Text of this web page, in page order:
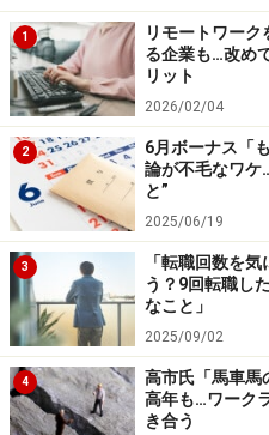
というような、少し慇懃無
を相手に与えることが多い。
では面接の場で、面接官か
言いました通り」と言っ
は、どんな場合だろうか。
したい、つまり前の話の一
い、そのようなときに「先
う表現を使うのだろう。
例えば面接官から「あなた
てください」と聞かれたら
1
リモートワー
る企業も…改め
リット
2026/02/04
2
6月ボーナス「
論が不毛なワケ
と”
2025/06/19
3
「転職回数を
う？9回転職し
なこと」
2025/09/02
4
高市氏「馬車馬
高年も…ワーク
き合う